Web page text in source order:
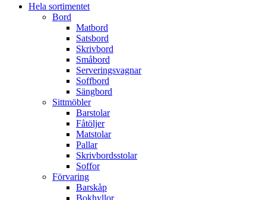
Hela sortimentet
Bord
Matbord
Satsbord
Skrivbord
Småbord
Serveringsvagnar
Soffbord
Sängbord
Sittmöbler
Barstolar
Fåtöljer
Matstolar
Pallar
Skrivbordsstolar
Soffor
Förvaring
Barskåp
Bokhyllor